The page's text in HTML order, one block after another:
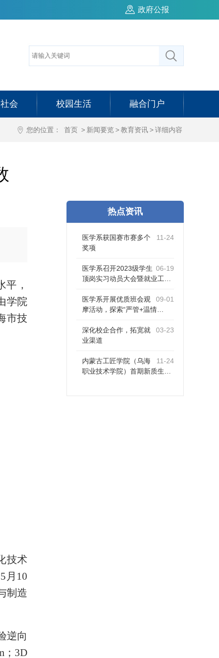
政府公报
会 校园生活 融合门户
您的位置： 首页 > 新闻要览>教育资讯>详细内容
热点资讯
11-24
医学系获国赛市赛多个
奖项
06-19
医学系召开2023级学生
顶岗实习动员大会暨就业工…
09-01
医学系开展优质班会观
摩活动，探索“严管+温情…
03-23
深化校企合作，拓宽就
业渠道
11-24
内蒙古工匠学院（乌海
职业技术学院）首期新质生…
，
学院
市技
技术
月10
制造
逆向
；3D